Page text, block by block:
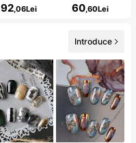
92,06Lei 60,60Lei
Introduce